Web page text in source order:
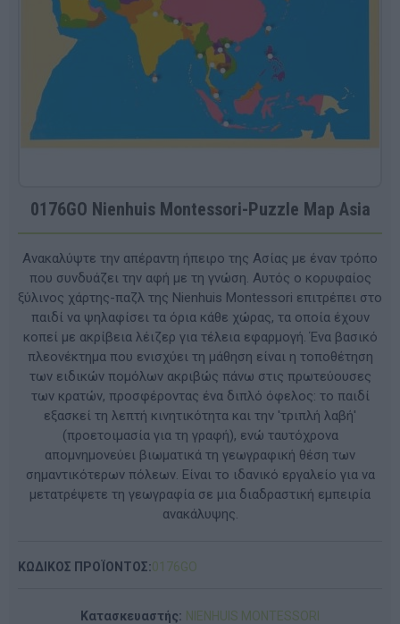
0176GO Nienhuis Montessori-Puzzle Map Asia
Ανακαλύψτε την απέραντη ήπειρο της Ασίας με έναν τρόπο
που συνδυάζει την αφή με τη γνώση. Αυτός ο κορυφαίος
ξύλινος χάρτης-παζλ της Nienhuis Montessori επιτρέπει στο
παιδί να ψηλαφίσει τα όρια κάθε χώρας, τα οποία έχουν
κοπεί με ακρίβεια λέιζερ για τέλεια εφαρμογή. Ένα βασικό
πλεονέκτημα που ενισχύει τη μάθηση είναι η τοποθέτηση
των ειδικών πομόλων ακριβώς πάνω στις πρωτεύουσες
των κρατών, προσφέροντας ένα διπλό όφελος: το παιδί
εξασκεί τη λεπτή κινητικότητα και την 'τριπλή λαβή'
(προετοιμασία για τη γραφή), ενώ ταυτόχρονα
απομνημονεύει βιωματικά τη γεωγραφική θέση των
σημαντικότερων πόλεων. Είναι το ιδανικό εργαλείο για να
μετατρέψετε τη γεωγραφία σε μια διαδραστική εμπειρία
ανακάλυψης.
ΚΩΔΙΚΟΣ ΠΡΟΪΟΝΤΟΣ:0176GO
Κατασκευαστής: NIENHUIS MONTESSORI